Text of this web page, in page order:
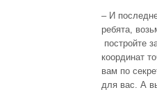
– И
ребята,
постройте
координат
вам по
для вас. А